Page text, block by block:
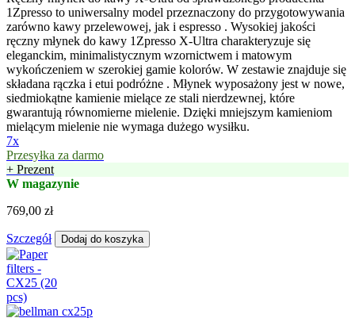
1Zpresso to uniwersalny model przeznaczony do przygotowywania
zarówno kawy przelewowej, jak i espresso . Wysokiej jakości
ręczny młynek do kawy 1Zpresso X-Ultra charakteryzuje się
eleganckim, minimalistycznym wzornictwem i matowym
wykończeniem w szerokiej gamie kolorów. W zestawie znajduje się
składana rączka i etui podróżne . Młynek wyposażony jest w nowe,
siedmiokątne kamienie mielące ze stali nierdzewnej, które
gwarantują równomierne mielenie. Dzięki mniejszym kamieniom
mielącym mielenie nie wymaga dużego wysiłku.
7x
Przesyłka za darmo
+ Prezent
W magazynie
769,00 zł
Szczegół Dodaj do koszyka